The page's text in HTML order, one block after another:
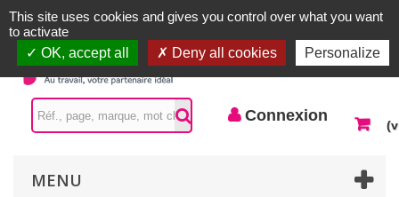
Contactez-nous
Connexion
MENU
This site uses cookies and gives you control over what you want
to activate
OK, accept all
Deny all cookies Personalize